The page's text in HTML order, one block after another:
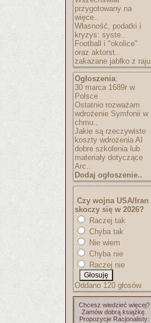
przygotowany na
więce..
Własność, podatki i
kryzys: syste..
Football i "okolice"
oraz aktorst..
zakazane jabłko z raju
Ogłoszenia:
30 marca 1689r w
Polsce
Ostatnio rozważam
wdrożenie Symfonii w
chmu..
Jakie są rzeczywiste
koszty wdrożenia AI
dobre szkolenia lub
materiały dotyczące
Arc..
Dodaj ogłoszenie..
Czy wojna USA/Iran
skoczy się w 2026?
Raczej tak
Chyba tak
Nie wiem
Chyba nie
Raczej nie
Oddano 120 głosów.
Chcesz wiedzieć więcej?
Zamów dobrą książkę.
Propozycje Racjonalisty: